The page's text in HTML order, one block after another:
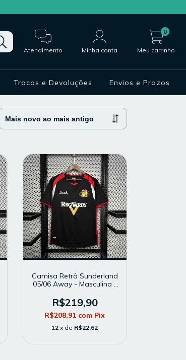
Atendimento Minha conta Meu carrinho
0
Trocas e Devoluções Envios e Prazos
Camisa Retrô Sunderland
05/06 Away - Masculina -
R$219,90
R$208,91 com Pix
12 x de R$22,62